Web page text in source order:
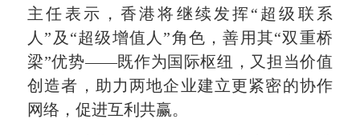
主任表示，香港将继续发挥“超级联系
人”及“超级增值人”角色，善用其“双重桥
梁”优势——既作为国际枢纽，又担当价值
创造者，助力两地企业建立更紧密的协作
网络，促进互利共赢。